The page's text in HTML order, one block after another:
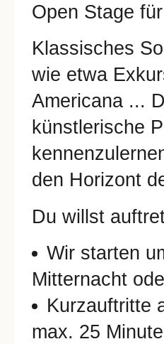
Open Stage
Klassisches
wie etwa
Americana ...
künstlerische
den Horizont
Du willst
Wir starten
Mitternacht
Kurzauftritte
max. 25